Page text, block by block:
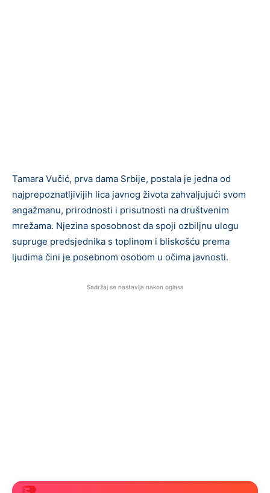
Tamara Vučić, prva dama Srbije, postala je jedna od
najprepoznatljivijih lica javnog života zahvaljujući svom
angažmanu, prirodnosti i prisutnosti na društvenim
mrežama. Njezina sposobnost da spoji ozbiljnu ulogu
supruge predsjednika s toplinom i bliskošću prema
ljudima čini je posebnom osobom u očima javnosti.
Sadržaj se nastavlja nakon oglasa